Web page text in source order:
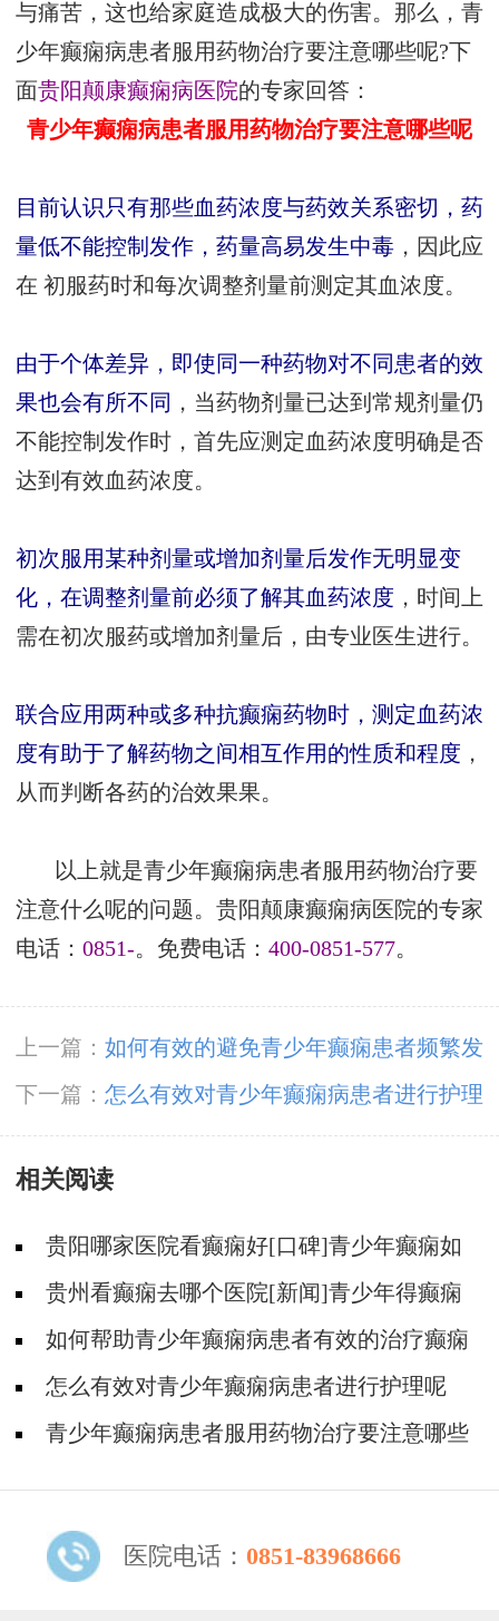
与痛苦，这也给家庭造成极大的伤害。那么，青
少年癫痫病患者服用药物治疗要注意哪些呢?下
面贵阳颠康癫痫病医院的专家回答：
青少年癫痫病患者服用药物治疗要注意哪些呢
目前认识只有那些血药浓度与药效关系密切，药
量低不能控制发作，药量高易发生中毒 ，因此应
在 初服药时和每次调整剂量前测定其血浓度。
由于个体差异，即使同一种药物对不同患者的效
果也会有所不同
，当药物剂量已达到常规剂量仍
不能控制发作时，首先应测定血药浓度明确是否
达到有效血药浓度。
初次服用某种剂量或增加剂量后发作无明显变
化，在调整剂量前必须了解其血药浓度 ，时间上
需在初次服药或增加剂量后，由专业医生进行。
联合应用两种或多种抗癫痫药物时，测定血药浓
度有助于了解药物之间相互作用的性质和程度 ，
从而判断各药的治效果果。
以上就是青少年癫痫病患者服用药物治疗要
注意什么呢的问题。贵阳颠康癫痫病医院的专家
电话： 0851-。免费电话： 400-0851-577。
上一篇： 如何有效的避免青少年癫痫患者频繁发
作呢
下一篇： 怎么有效对青少年癫痫病患者进行护理
呢
相关阅读
贵阳哪家医院看癫痫好[口碑]青少年癫痫如
何确诊？
贵州看癫痫去哪个医院[新闻]青少年得癫痫
有哪些不可估量的伤害？
如何帮助青少年癫痫病患者有效的治疗癫痫
病
怎么有效对青少年癫痫病患者进行护理呢
青少年癫痫病患者服用药物治疗要注意哪些
医院电话： 0851-83968666